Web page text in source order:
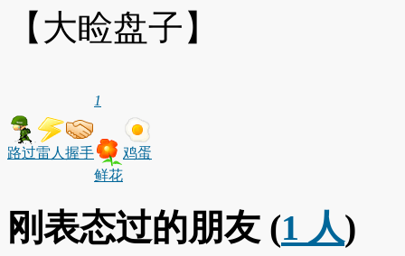
【大睑盘子】
路过雷人 握手
1
鲜花
鸡蛋
刚表态过的朋友 (1 人)